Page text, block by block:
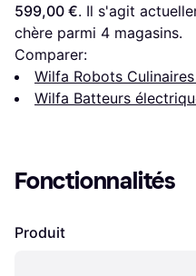
599,00 €. Il s'agit
chère parmi 4 magasins.
Comparer:
Wilfa Robots
Wilfa Batteurs
Fonctionnalités
Produit